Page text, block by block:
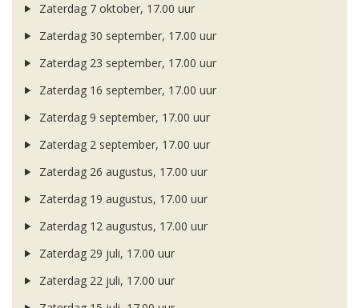
Zaterdag 7 oktober, 17.00 uur
Zaterdag 30 september, 17.00 uur
Zaterdag 23 september, 17.00 uur
Zaterdag 16 september, 17.00 uur
Zaterdag 9 september, 17.00 uur
Zaterdag 2 september, 17.00 uur
Zaterdag 26 augustus, 17.00 uur
Zaterdag 19 augustus, 17.00 uur
Zaterdag 12 augustus, 17.00 uur
Zaterdag 29 juli, 17.00 uur
Zaterdag 22 juli, 17.00 uur